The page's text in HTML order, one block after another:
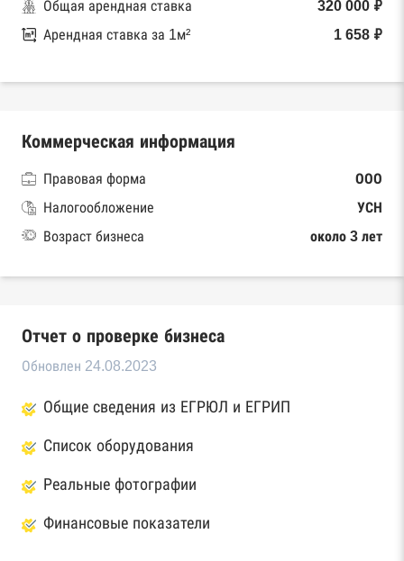
Общая арендная ставка
320 000 ₽
Арендная ставка за 1м²
1 658 ₽
Коммерческая информация
Правовая форма
ООО
Налогообложение
УСН
Возраст бизнеса
около 3 лет
Отчет о проверке бизнеса
Обновлен 24.08.2023
Общие сведения из ЕГРЮЛ и ЕГРИП
Список оборудования
Реальные фотографии
Финансовые показатели